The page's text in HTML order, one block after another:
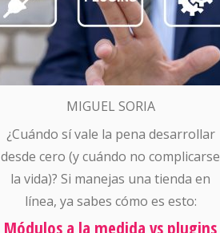
MIGUEL SORIA
¿Cuándo sí vale la pena desarrollar
desde cero (y cuándo no complicarse
la vida)? Si manejas una tienda en
línea, ya sabes cómo es esto:
siempre se necesita “algo más”. Que
Módulos a la medida vs plugins